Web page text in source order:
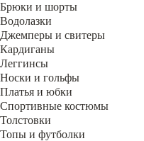
Брюки и шорты
Водолазки
Джемперы и свитеры
Кардиганы
Леггинсы
Носки и гольфы
Платья и юбки
Спортивные костюмы
Толстовки
Топы и футболки